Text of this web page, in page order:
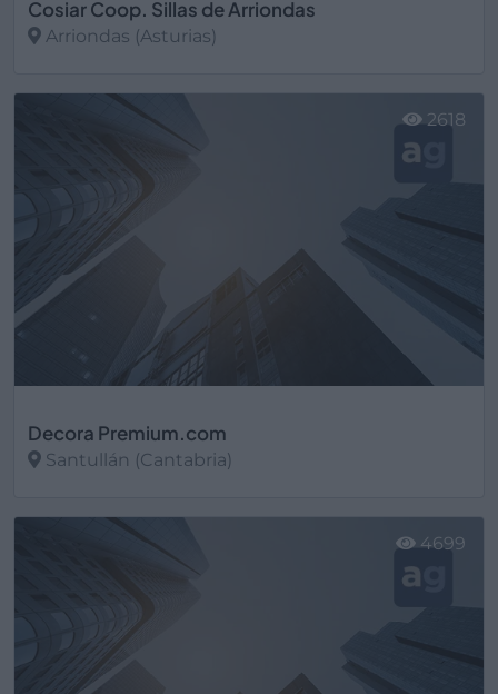
Cosiar Coop. Sillas de Arriondas
Arriondas (Asturias)
Decora Premium.com
Santullán (Cantabria)
2618
4699